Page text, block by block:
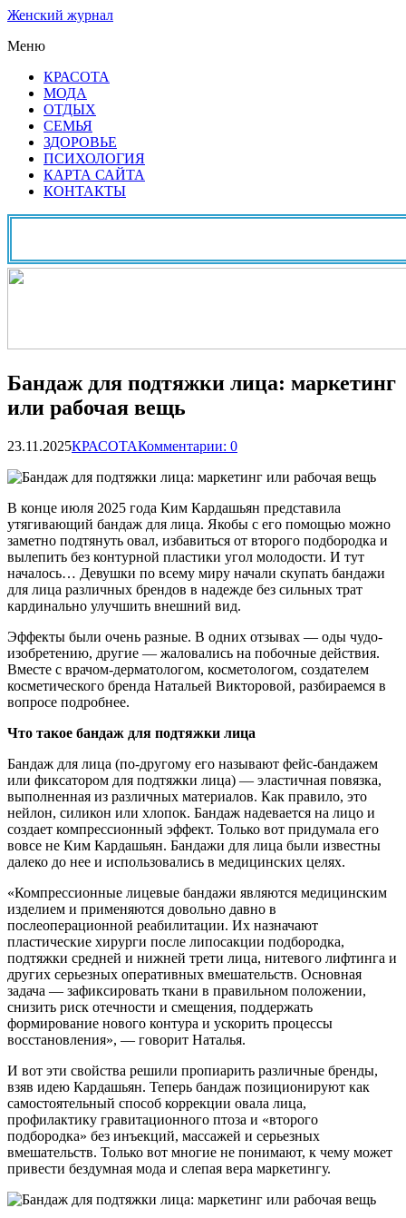
Женский журнал
Меню
КРАСОТА
МОДА
ОТДЫХ
СЕМЬЯ
ЗДОРОВЬЕ
ПСИХОЛОГИЯ
КАРТА САЙТА
КОНТАКТЫ
Бандаж для подтяжки лица: маркетинг
или рабочая вещь
23.11.2025КРАСОТАКомментарии: 0
В конце июля 2025 года Ким Кардашьян представила
утягивающий бандаж для лица. Якобы с его помощью можно
заметно подтянуть овал, избавиться от второго подбородка и
вылепить без контурной пластики угол молодости. И тут
началось… Девушки по всему миру начали скупать бандажи
для лица различных брендов в надежде без сильных трат
кардинально улучшить внешний вид.
Эффекты были очень разные. В одних отзывах — оды чудо-
изобретению, другие — жаловались на побочные действия.
Вместе с врачом-дерматологом, косметологом, создателем
косметического бренда Натальей Викторовой, разбираемся в
вопросе подробнее.
Что такое бандаж для подтяжки лица
Бандаж для лица (по-другому его называют фейс-бандажем
или фиксатором для подтяжки лица) — эластичная повязка,
выполненная из различных материалов. Как правило, это
нейлон, силикон или хлопок. Бандаж надевается на лицо и
создает компрессионный эффект. Только вот придумала его
вовсе не Ким Кардашьян. Бандажи для лица были известны
далеко до нее и использовались в медицинских целях.
«Компрессионные лицевые бандажи являются медицинским
изделием и применяются довольно давно в
послеоперационной реабилитации. Их назначают
пластические хирурги после липосакции подбородка,
подтяжки средней и нижней трети лица, нитевого лифтинга и
других серьезных оперативных вмешательств. Основная
задача — зафиксировать ткани в правильном положении,
снизить риск отечности и смещения, поддержать
формирование нового контура и ускорить процессы
восстановления», — говорит Наталья.
И вот эти свойства решили пропиарить различные бренды,
взяв идею Кардашьян. Теперь бандаж позиционируют как
самостоятельный способ коррекции овала лица,
профилактику гравитационного птоза и «второго
подбородка» без инъекций, массажей и серьезных
вмешательств. Только вот многие не понимают, к чему может
привести бездумная мода и слепая вера маркетингу.